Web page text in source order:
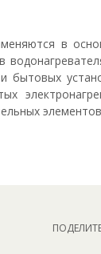
в
бытовых